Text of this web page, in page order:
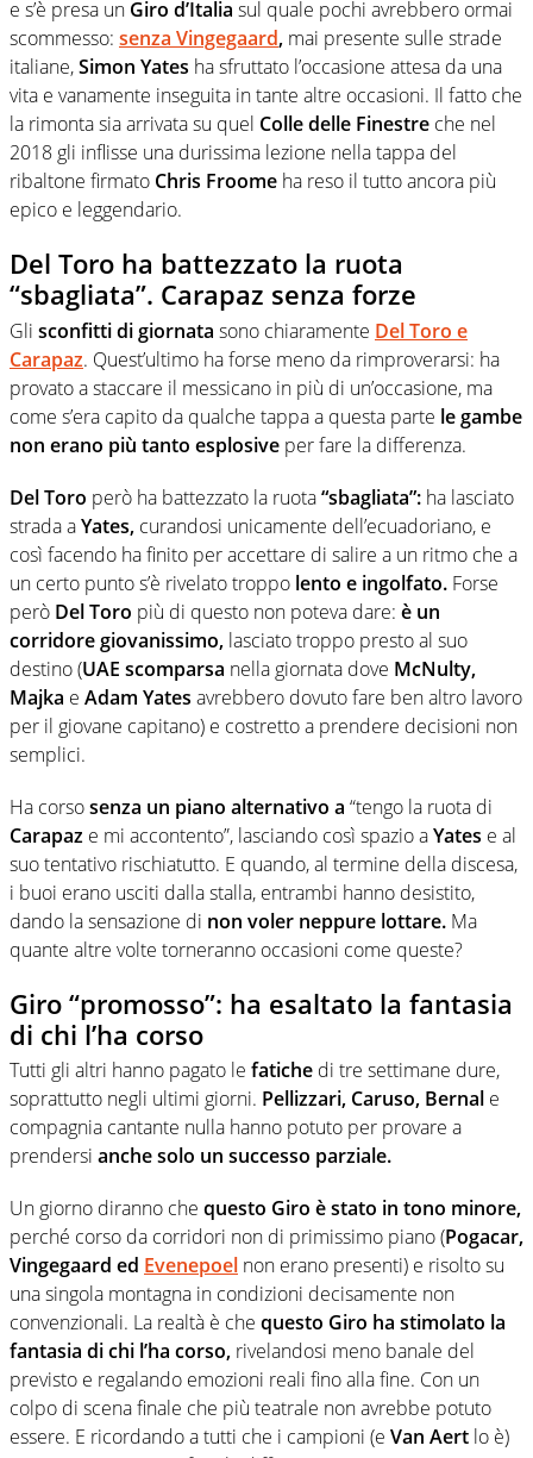
e s’è presa un Giro d’Italia sul quale pochi avrebbero ormai
scommesso: senza Vingegaard, mai presente sulle strade
italiane,Simon Yates ha sfruttato l’occasione attesa da una
vita e vanamente inseguita in tante altre occasioni. Il fatto che
la rimonta sia arrivata su quel Colle delle Finestre che nel
2018 gli inflisse una durissima lezione nella tappa del
ribaltone firmato Chris Froome ha reso il tutto ancora più
epico e leggendario.
Del Toro ha battezzato la ruota
“sbagliata”. Carapaz senza forze
Gli sconfitti di giornata sono chiaramente Del Toro e
Carapaz. Quest’ultimo ha forse meno da rimproverarsi: ha
provato a staccare il messicano in più di un’occasione, ma
come s’era capito da qualche tappa a questa parte le gambe
non erano più tanto esplosive per fare la differenza.
Del Toro però ha battezzato la ruota“sbagliata”: ha lasciato
strada aYates, curandosi unicamente dell’ecuadoriano, e
così facendo ha finito per accettare di salire a un ritmo che a
un certo punto s’è rivelato troppo lento e ingolfato. Forse
però Del Toro più di questo non poteva dare: è un
corridore giovanissimo, lasciato troppo presto al suo
destino (UAE scomparsa nella giornata dove McNulty,
Majka e Adam Yates avrebbero dovuto fare ben altro lavoro
per il giovane capitano) e costretto a prendere decisioni non
semplici.
Ha corsosenza un piano alternativo a “tengo la ruota di
Carapaz e mi accontento”, lasciando così spazio aYates e al
suo tentativo rischiatutto. E quando, al termine della discesa,
i buoi erano usciti dalla stalla, entrambi hanno desistito,
dando la sensazione di non voler neppure lottare. Ma
quante altre volte torneranno occasioni come queste?
Giro “promosso”: ha esaltato la fantasia
di chi l’ha corso
Tutti gli altri hanno pagato le fatiche di tre settimane dure,
soprattutto negli ultimi giorni. Pellizzari, Caruso, Bernal e
compagnia cantante nulla hanno potuto per provare a
prendersi anche solo un successo parziale.
Un giorno diranno che questo Giro è stato in tono minore,
perché corso da corridori non di primissimo piano (Pogacar,
Vingegaard ed Evenepoel non erano presenti) e risolto su
una singola montagna in condizioni decisamente non
convenzionali. La realtà è che questo Giro ha stimolato la
fantasia di chi l’ha corso, rivelandosi meno banale del
previsto e regalando emozioni reali fino alla fine. Con un
colpo di scena finale che più teatrale non avrebbe potuto
essere. E ricordando a tutti che i campioni (e Van Aert lo è)